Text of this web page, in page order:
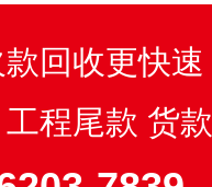
回收更快速
程尾款 货款